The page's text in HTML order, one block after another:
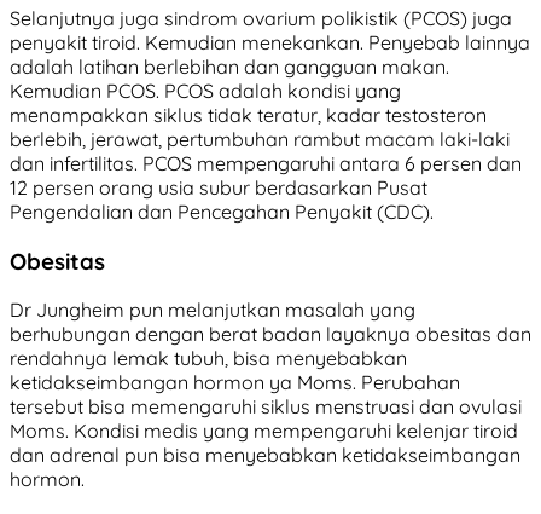
Selanjutnya juga sindrom ovarium polikistik (PCOS) juga
penyakit tiroid. Kemudian menekankan. Penyebab lainnya
adalah latihan berlebihan dan gangguan makan.
Kemudian PCOS. PCOS adalah kondisi yang
menampakkan siklus tidak teratur, kadar testosteron
berlebih, jerawat, pertumbuhan rambut macam laki-laki
dan infertilitas. PCOS mempengaruhi antara 6 persen dan
12 persen orang usia subur berdasarkan Pusat
Pengendalian dan Pencegahan Penyakit (CDC).
Obesitas
Dr Jungheim pun melanjutkan masalah yang
berhubungan dengan berat badan layaknya obesitas dan
rendahnya lemak tubuh, bisa menyebabkan
ketidakseimbangan hormon ya Moms. Perubahan
tersebut bisa memengaruhi siklus menstruasi dan ovulasi
Moms. Kondisi medis yang mempengaruhi kelenjar tiroid
dan adrenal pun bisa menyebabkan ketidakseimbangan
hormon.